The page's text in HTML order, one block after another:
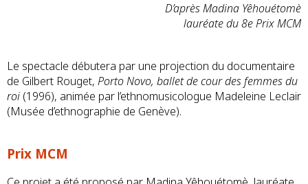
D’après Madina Yêhouétomè
lauréate du 8e Prix MCM
Le spectacle débutera par une projection du documentaire
de Gilbert Rouget, Porto Novo, ballet de cour des femmes du
roi (1996), animée par l’ethnomusicologue Madeleine Leclair
(Musée d’ethnographie de Genève).
Prix MCM